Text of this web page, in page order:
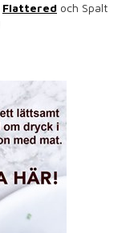
Flattered och Spalt